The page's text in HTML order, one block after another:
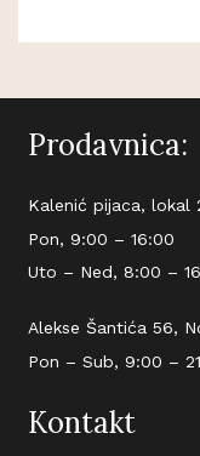
Prodavnica:
Kalenić pijaca, lokal
Pon, 9:00 – 16:00
Uto – Ned, 8:00 –
Alekse Šantića 56,
Pon – Sub, 9:00 –
Kontakt